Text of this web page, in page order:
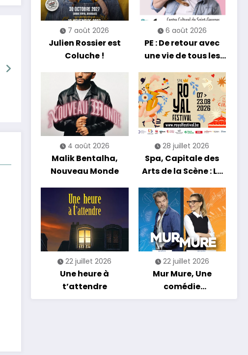
7 août 2026
Julien Rossier est
Coluche !
6 août 2026
PE : De retour avec
une vie de tous les
4 août 2026
Malik Bentalha,
Nouveau Monde
28 juillet 2026
Spa, Capitale des
Arts de la Scène : Le
est Lancé !
22 juillet 2026
Une heure à
t’attendre
22 juillet 2026
Mur Mure, Une
comédie
romantique en